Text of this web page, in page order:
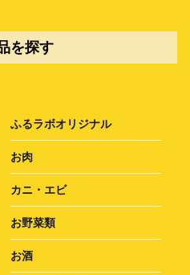
を探す
ふるラボオリジナル
お肉
カニ・エビ
お野菜類
お酒